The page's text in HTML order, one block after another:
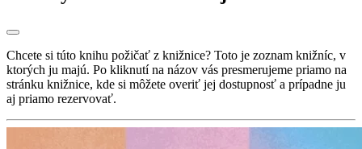
Chcete si túto knihu požičať z knižnice? Toto je zoznam knižníc, v
ktorých ju majú. Po kliknutí na názov vás presmerujeme priamo na
stránku knižnice, kde si môžete overiť jej dostupnosť a prípadne ju
aj priamo rezervovať.